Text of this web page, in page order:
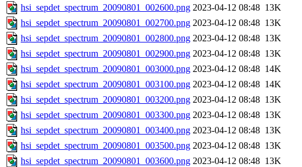
hsi_sepdet_spectrum_20090801_002600.png 2023-04-12 08:48 13K
hsi_sepdet_spectrum_20090801_002700.png 2023-04-12 08:48 13K
hsi_sepdet_spectrum_20090801_002800.png 2023-04-12 08:48 13K
hsi_sepdet_spectrum_20090801_002900.png 2023-04-12 08:48 13K
hsi_sepdet_spectrum_20090801_003000.png 2023-04-12 08:48 14K
hsi_sepdet_spectrum_20090801_003100.png 2023-04-12 08:48 14K
hsi_sepdet_spectrum_20090801_003200.png 2023-04-12 08:48 13K
hsi_sepdet_spectrum_20090801_003300.png 2023-04-12 08:48 13K
hsi_sepdet_spectrum_20090801_003400.png 2023-04-12 08:48 13K
hsi_sepdet_spectrum_20090801_003500.png 2023-04-12 08:48 13K
hsi_sepdet_spectrum_20090801_003600.png 2023-04-12 08:48 13K